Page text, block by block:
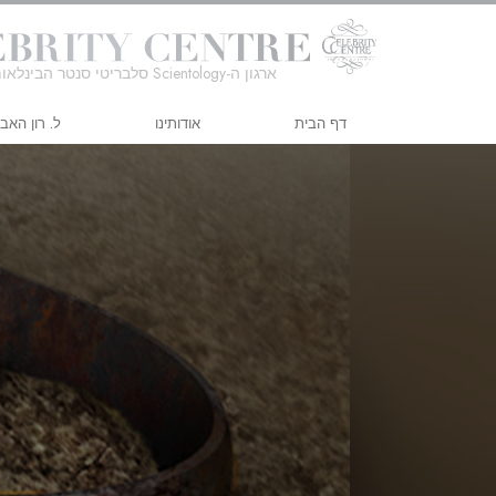
ארגון ה-Scientology סלבריטי סנטר הבינלאומי
דף הבית אודותינו ל. רון